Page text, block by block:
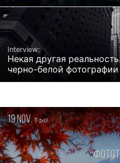
Interview:
Некая другая
черно-белой фотографии
19 nov.11дней